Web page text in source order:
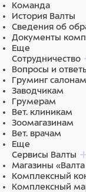
Команда
История Валты
Сведения об
Документы
Еще
Сотрудничество
Вопросы и
Груминг салонам
Заводчикам
Грумерам
Вет. клиникам
Зоомагазинам
Вет. врачам
Еще
Сервисы Валты
Магазины
Комплексный
Комплексный